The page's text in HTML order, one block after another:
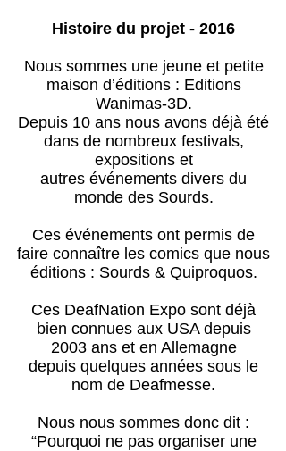
Histoire du projet - 2016
Nous sommes une jeune et petite
maison d’éditions : Editions
Wanimas-3D.
Depuis 10 ans nous avons déjà été
dans de nombreux festivals,
expositions et
autres événements divers du
monde des Sourds.
Ces événements ont permis de
faire connaître les comics que nous
éditions : Sourds & Quiproquos.
Ces DeafNation Expo sont déjà
bien connues aux USA depuis
2003 ans et en Allemagne
depuis quelques années sous le
nom de Deafmesse.
Nous nous sommes donc dit :
“Pourquoi ne pas organiser une